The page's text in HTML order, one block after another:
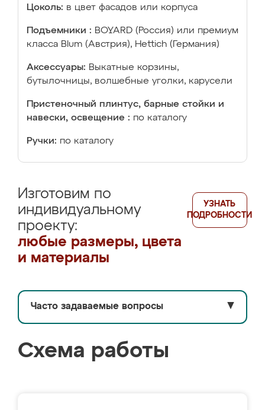
Цоколь: в цвет фасадов или корпуса
Подъемники : BOYARD (Россия) или премиум
класса Blum (Австрия), Hettich (Германия)
Аксессуары: Выкатные корзины,
бутылочницы, волшебные уголки, карусели
Пристеночный плинтус, барные стойки и
навески, освещение : по каталогу
Ручки: по каталогу
Изготовим по
индивидуальному
проекту:
любые размеры, цвета
и материалы
УЗНАТЬ
ПОДРОБНОСТИ
Часто задаваемые вопросы ▼
Схема работы